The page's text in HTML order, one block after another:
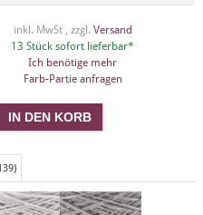
inkl. MwSt , zzgl. Versand
13 Stück sofort lieferbar*
Ich benötige mehr
Farb-Partie anfragen